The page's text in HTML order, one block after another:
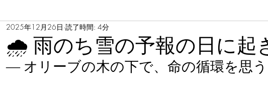
ルコミュニケ―ション
ラ講座＆セルフケア講座 アートは心の栄養
🌧 雨のち雪の予報の日に起
2025年12月26日 読了時間: 4分
― オリーブの木の下で、命の循環を思